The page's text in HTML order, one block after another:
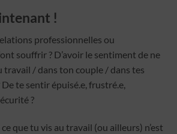
!
professionnelles ou
souffrir ? D’avoir le sentiment de ne
travail / dans ton couple / dans tes
te sentir épuisé.e, frustré.e,
?
que tu vis au travail (ou ailleurs) n’est